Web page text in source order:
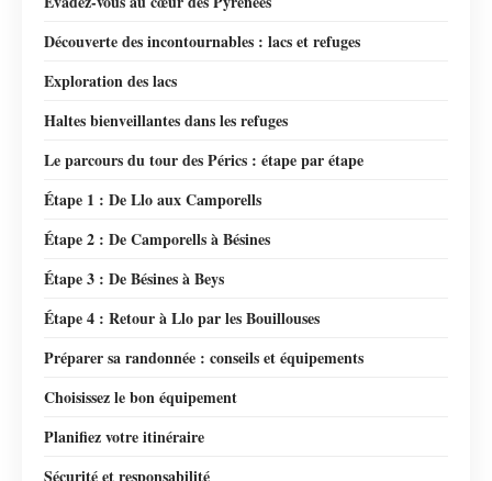
Découverte des incontournables : lacs et refuges
Exploration des lacs
Haltes bienveillantes dans les refuges
Le parcours du tour des Pérics : étape par étape
Étape 1 : De Llo aux Camporells
Étape 2 : De Camporells à Bésines
Étape 3 : De Bésines à Beys
Étape 4 : Retour à Llo par les Bouillouses
Préparer sa randonnée : conseils et équipements
Choisissez le bon équipement
Planifiez votre itinéraire